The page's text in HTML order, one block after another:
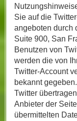
Sie auf die
angeboten durch
Suite 900, San
Benutzen von
werden die von
Twitter-Account
bekannt
Twitter
Anbieter der
übermittelten